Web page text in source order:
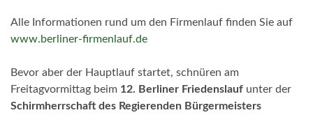
Alle Informationen rund um den Firmenlauf finden Sie auf
www.berliner-firmenlauf.de
Bevor aber der Hauptlauf startet, schnüren am
Freitagvormittag beim 12. Berliner Friedenslauf unter der
Schirmherrschaft des Regierenden Bürgermeisters